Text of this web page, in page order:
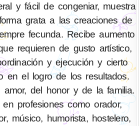
y fácil de congeniar, muestra
grata a las creaciones de
fecunda. Recibe aumento
requieren de gusto artístico,
y ejecución y cierto
en el logro de los resultados.
del honor y de la familia.
profesiones como orador,
músico, humorista, hostelero,